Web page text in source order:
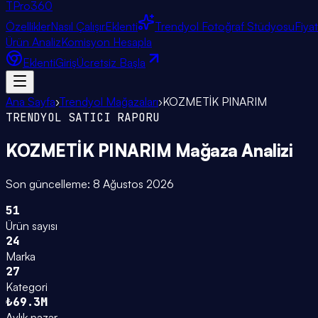
TPro360
ÖzelliklerNasıl ÇalışırEklenti Trendyol Fotoğraf Stüdyosu
Ürün AnalizKomisyon Hesapla
EklentiGirişÜcretsiz Başla
Ana Sayfa›Trendyol Mağazaları›KOZMETİK PINARIM
TRENDYOL SATICI RAPORU
KOZMETİK PINARIM Mağaza Analizi
Son güncelleme: 8 Ağustos 2026
51
Ürün sayısı
24
Marka
27
Kategori
₺69.3M